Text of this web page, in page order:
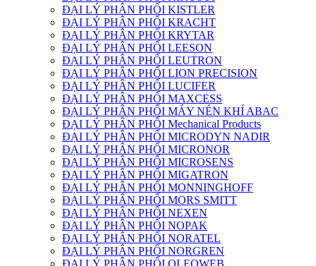
ĐẠI LÝ PHÂN PHỐI KISTLER
ĐẠI LÝ PHÂN PHỐI KRACHT
ĐẠI LÝ PHÂN PHỐI KRYTAR
ĐẠI LÝ PHÂN PHỐI LEESON
ĐẠI LÝ PHÂN PHỐI LEUTRON
ĐẠI LÝ PHÂN PHỐI LION PRECISION
ĐẠI LÝ PHÂN PHỐI LUCIFER
ĐẠI LÝ PHÂN PHỐI MAXCESS
ĐẠI LÝ PHÂN PHỐI MÁY NÉN KHÍ ABAC
ĐẠI LÝ PHÂN PHỐI Mechanical Products
ĐẠI LÝ PHÂN PHỐI MICRODYN NADIR
ĐẠI LÝ PHÂN PHỐI MICRONOR
ĐẠI LÝ PHÂN PHỐI MICROSENS
ĐẠI LÝ PHÂN PHỐI MIGATRON
ĐẠI LÝ PHÂN PHỐI MONNINGHOFF
ĐẠI LÝ PHÂN PHỐI MORS SMITT
ĐẠI LÝ PHÂN PHỐI NEXEN
ĐẠI LÝ PHÂN PHỐI NOPAK
ĐẠI LÝ PHÂN PHỐI NORATEL
ĐẠI LÝ PHÂN PHỐI NORGREN
ĐẠI LÝ PHÂN PHỐI OLEOWEB